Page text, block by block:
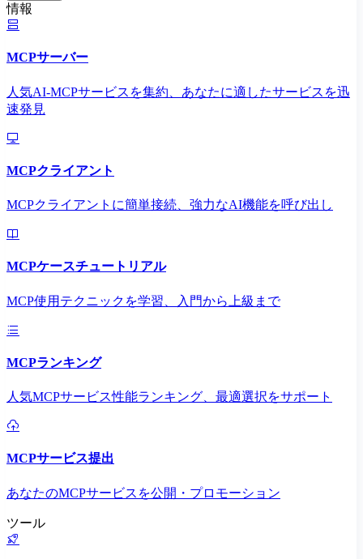
情報
MCPサーバー
人気AI-MCPサービスを集約、あなたに適したサービスを迅
速発見
MCPクライアント
MCPクライアントに簡単接続、強力なAI機能を呼び出し
MCPケースチュートリアル
MCP使用テクニックを学習、入門から上級まで
MCPランキング
人気MCPサービス性能ランキング、最適選択をサポート
MCPサービス提出
あなたのMCPサービスを公開・プロモーション
ツール